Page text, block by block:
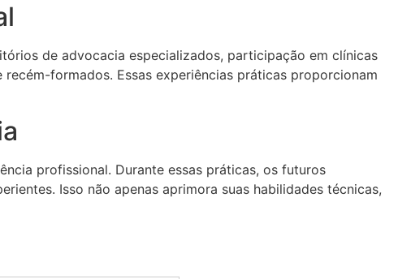
de advocacia especializados, participação em clínicas
formados. Essas experiências práticas proporcionam
profissional. Durante essas práticas, os futuros
Isso não apenas aprimora suas habilidades técnicas,